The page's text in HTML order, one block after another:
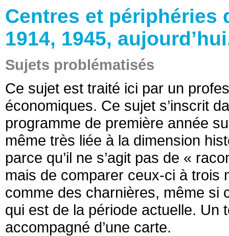
Centres et périphéries
1914, 1945,
Sujets problématisés
Ce sujet est traité ici par un
économiques. Ce sujet s’inscrit
programme de première année
même très liée à la dimension
parce qu’il ne s’agit pas de «
mais de comparer ceux-ci à trois
comme des charnières, même si
qui est de la période actuelle. Un
accompagné d’une carte.